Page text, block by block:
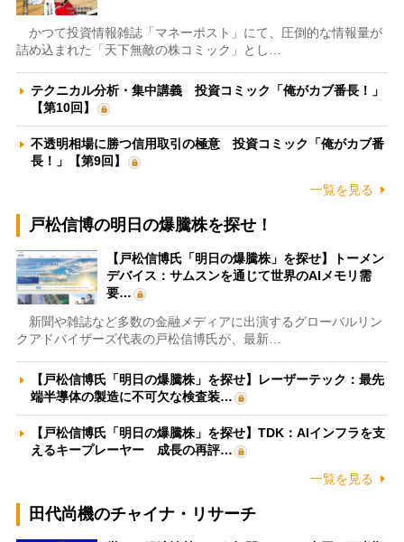
かつて投資情報雑誌「マネーポスト」にて、圧倒的な情報量が
詰め込まれた「天下無敵の株コミック」とし…
テクニカル分析・集中講義 投資コミック「俺がカブ番長！」
【第10回】
不透明相場に勝つ信用取引の極意 投資コミック「俺がカブ番
長！」【第9回】
一覧を見る
戸松信博の明日の爆騰株を探せ！
【戸松信博氏「明日の爆騰株」を探せ】トーメン
デバイス：サムスンを通じて世界のAIメモリ需
要…
新聞や雑誌など多数の金融メディアに出演するグローバルリン
クアドバイザーズ代表の戸松信博氏が、最新…
【戸松信博氏「明日の爆騰株」を探せ】レーザーテック：最先
端半導体の製造に不可欠な検査装…
【戸松信博氏「明日の爆騰株」を探せ】TDK：AIインフラを支
えるキープレーヤー 成長の再評…
一覧を見る
田代尚機のチャイナ・リサーチ